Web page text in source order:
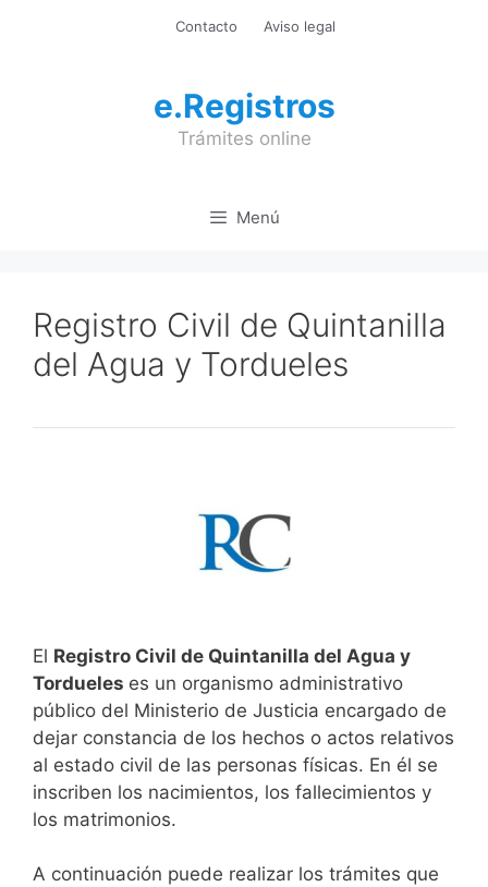
Contacto Aviso legal
e.Registros
Trámites online
Menú
Registro Civil de Quintanilla
del Agua y Tordueles
El Registro Civil de Quintanilla del Agua y
Tordueles es un organismo administrativo
público del Ministerio de Justicia encargado de
dejar constancia de los hechos o actos relativos
al estado civil de las personas físicas. En él se
inscriben los nacimientos, los fallecimientos y
los matrimonios.
A continuación puede realizar los trámites que